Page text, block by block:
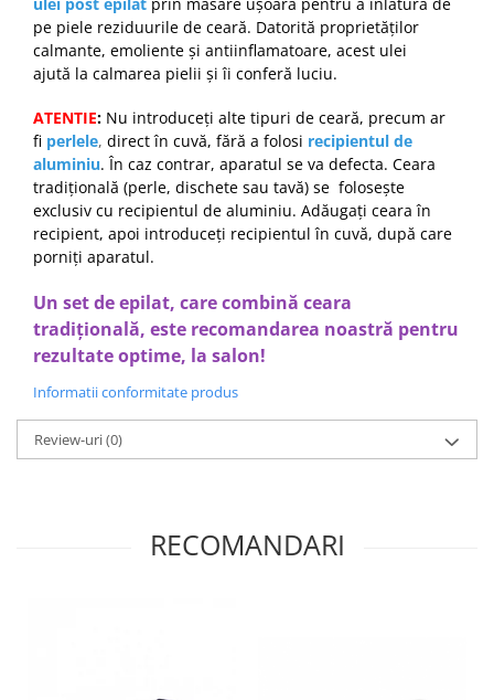
ulei post epilat prin masare ușoară pentru a înlătura de
pe piele reziduurile de ceară. Datorită proprietăților
calmante, emoliente și antiinflamatoare, acest ulei
ajută la calmarea pielii și îi conferă luciu.
ATENTIE: Nu introduceți alte tipuri de ceară, precum ar
fi perlele, direct în cuvă, fără a folosi recipientul de
aluminiu. În caz contrar, aparatul se va defecta. Ceara
tradițională (perle, dischete sau tavă) se folosește
exclusiv cu recipientul de aluminiu. Adăugați ceara în
recipient, apoi introduceți recipientul în cuvă, după care
porniți aparatul.
Un set de epilat, care combină ceara
tradițională, este recomandarea noastră pentru
rezultate optime, la salon!
Informatii conformitate produs
Review-uri(0)
RECOMANDARI